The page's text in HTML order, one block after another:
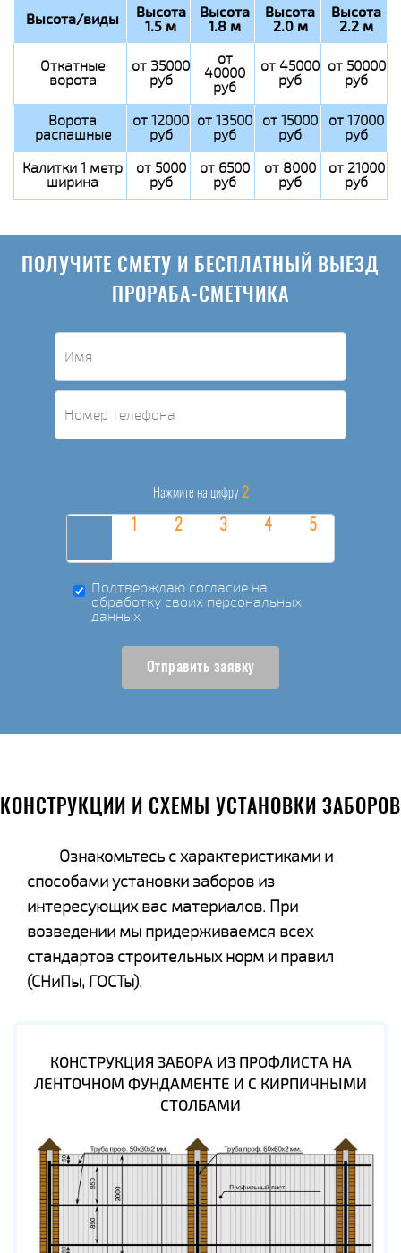
Высота/виды Высота
1.5 м
Высота
1.8 м
Высота
2.0 м
Высота
2.2 м
Откатные
ворота
от 35000
руб
от
40000
руб
от 45000
руб
от 50000
руб
Ворота
распашные
от 12000
руб
от 13500
руб
от 15000
руб
от 17000
руб
Калитки 1 метр
ширина
от 5000
руб
от 6500
руб
от 8000
руб
от 21000
руб
ПОЛУЧИТЕ СМЕТУ И БЕСПЛАТНЫЙ ВЫЕЗД
ПРОРАБА-СМЕТЧИКА
Нажмите на цифру 2
Подтверждаю согласие на
обработку своих персональных
данных
Отправить заявку
КОНСТРУКЦИИ И СХЕМЫ УСТАНОВКИ ЗАБОРОВ
Ознакомьтесь с характеристиками и
способами установки заборов из
интересующих вас материалов. При
возведении мы придерживаемся всех
стандартов строительных норм и правил
(СНиПы, ГОСТы).
КОНСТРУКЦИЯ ЗАБОРА ИЗ ПРОФЛИСТА НА
ЛЕНТОЧНОМ ФУНДАМЕНТЕ И С КИРПИЧНЫМИ
СТОЛБАМИ